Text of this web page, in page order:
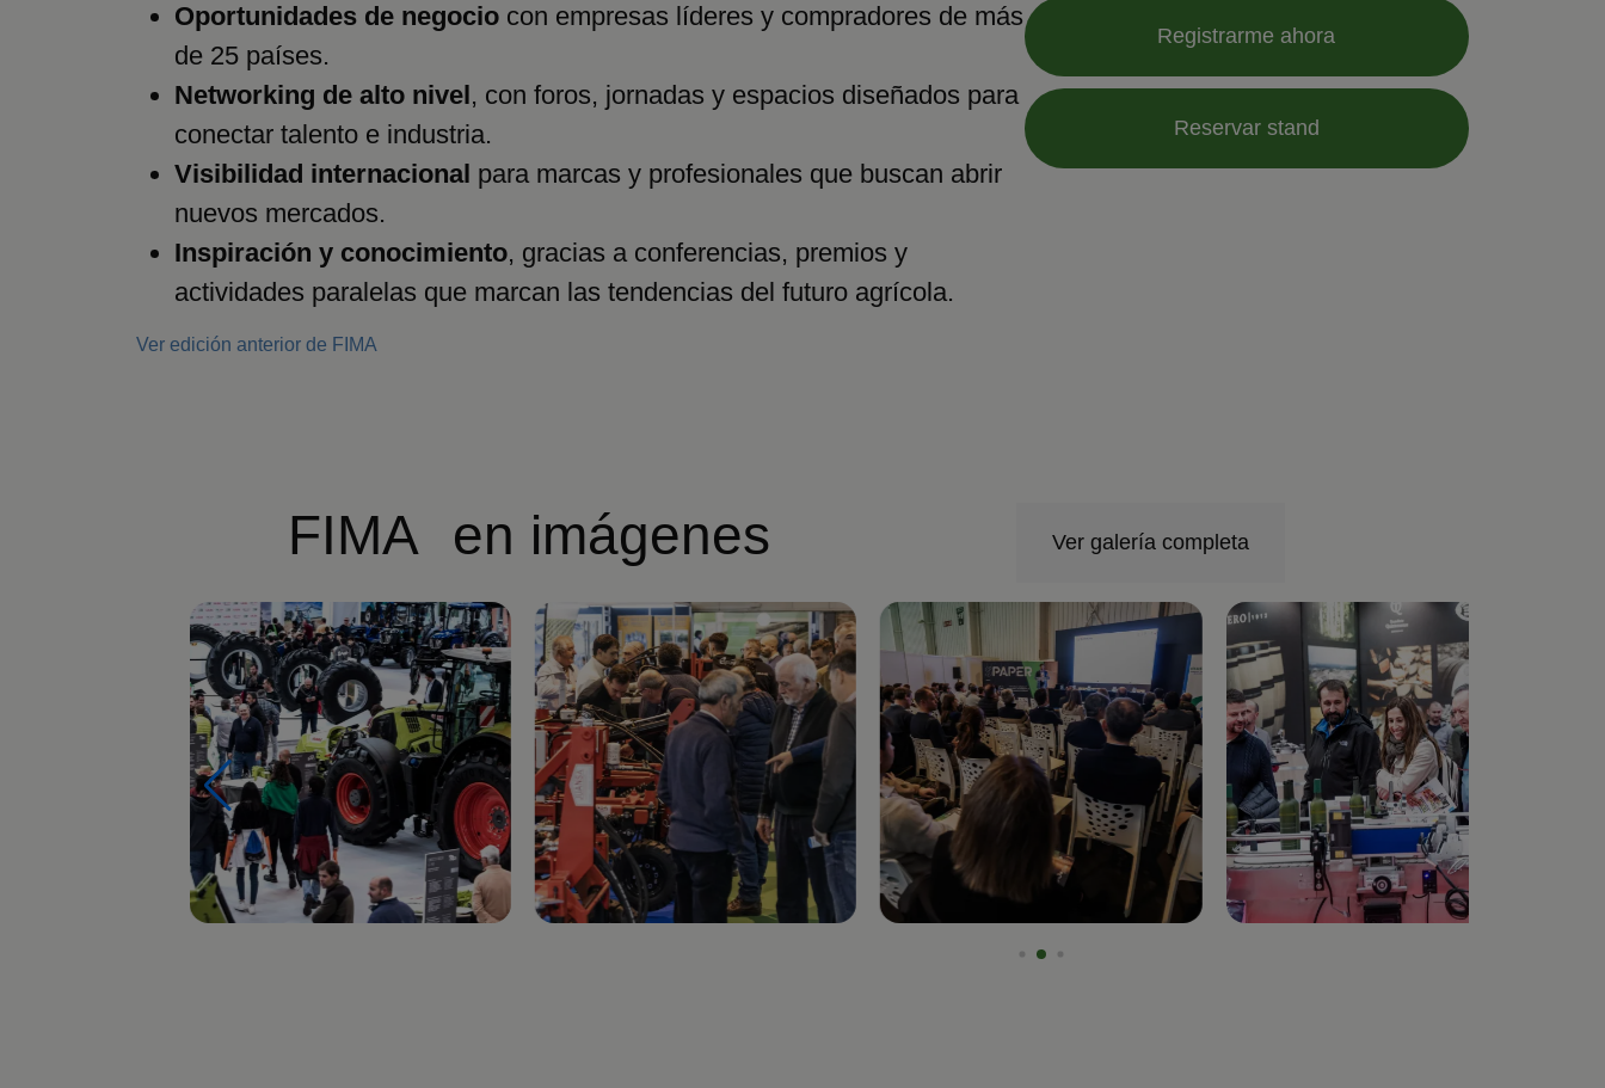
Oportunidades de negocio con empresas líderes y compradores de más
de 25 países.
Networking de alto nivel, con foros, jornadas y espacios diseñados para
conectar talento e industria.
Visibilidad internacional para marcas y profesionales que buscan abrir
nuevos mercados.
Inspiración y conocimiento, gracias a conferencias, premios y
actividades paralelas que marcan las tendencias del futuro agrícola.
Registrarme ahora
Reservar stand
Ver edición anterior de FIMA
FIMA en imágenes Ver galería completa
Imagen Imagen Imagen Imagen